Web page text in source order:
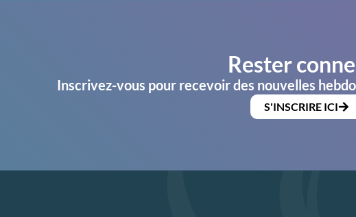
Rester
Inscrivez-vous pour recevoir des nouvelles
S'INSCRIRE ICI